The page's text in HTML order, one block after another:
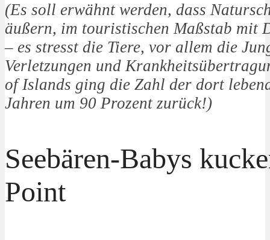
(Es soll erwähnt werden, dass
äußern, im touristischen Maßstab mit
– es stresst die Tiere, vor allem die
Verletzungen und
of Islands ging die Zahl der dort
Jahren um 90 Prozent zurück!)
Seebären-Babys
Point